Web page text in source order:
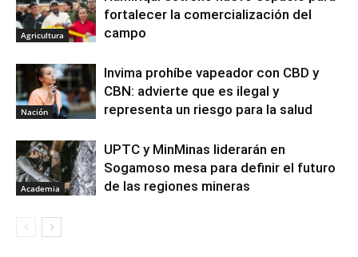
Agricultura
fortalecer la comercialización del
campo
Nación
Invima prohíbe vapeador con CBD y
CBN: advierte que es ilegal y
representa un riesgo para la salud
Academia
UPTC y MinMinas liderarán en
Sogamoso mesa para definir el futuro
de las regiones mineras